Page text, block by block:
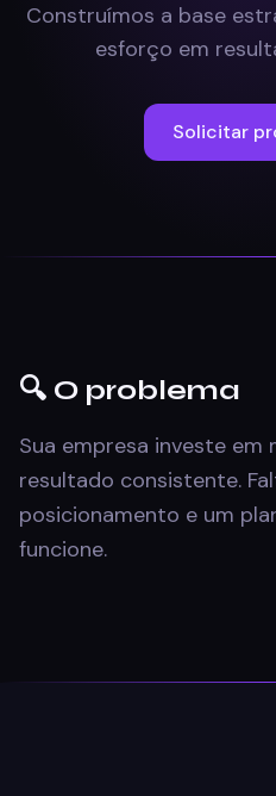
Construímos a base
esforço em
Solicitar
🔍 O problema
Sua empresa investe em
resultado consistente.
posicionamento e um
funcione.